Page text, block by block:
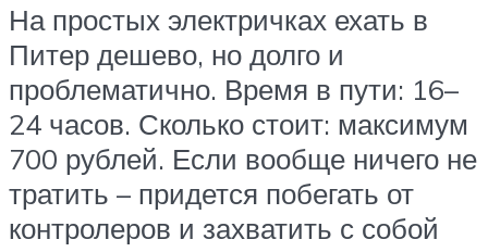
На простых электричках ехать в
Питер дешево, но долго и
проблематично. Время в пути: 16–
24 часов. Сколько стоит: максимум
700 рублей. Если вообще ничего не
тратить – придется побегать от
контролеров и захватить с собой